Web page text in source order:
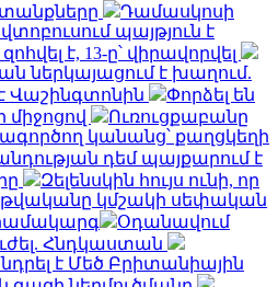
Դամասկոսի
պայթյուն է
է, 13-ը՝ վիրավորվել
ներկայացում է խաղում.
Վաշինգտոնին
Փորձել են
միջոցով
Ուռուցքաբանը
կանանց՝ քաղցկեղի
դեմ պայքարում է
Զելենսկին հույս ունի, որ
թվականը կմշակի սեփական
Օդանավում
Հնդկաստան
է Մեծ Բրիտանիային